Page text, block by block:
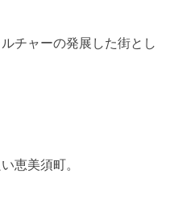
チャーの発展した街とし
恵美須町。